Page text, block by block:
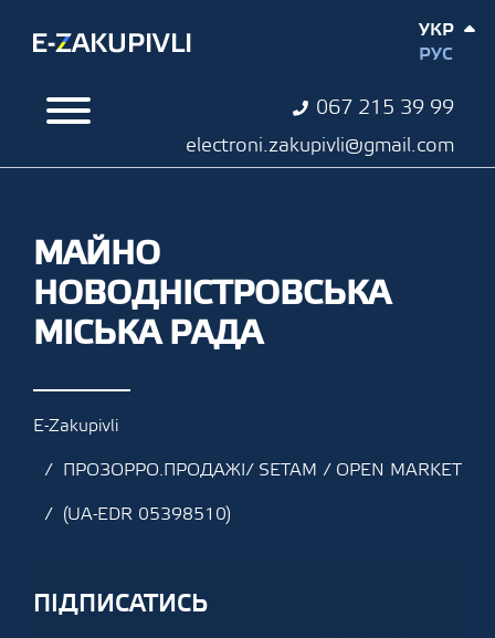
067 215 39 99
electroni.zakupivli@gmail.com
УКР
РУС
МАЙНО
НОВОДНІСТРОВСЬКА
МІСЬКА РАДА
E-Zakupivli
ПРОЗОРРО.ПРОДАЖІ/ SETAM / OPEN MARKET
(UA-EDR 05398510)
ПІДПИСАТИСЬ